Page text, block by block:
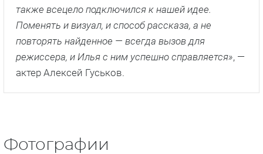
также всецело подключился к нашей идее.
Поменять и визуал, и способ рассказа, а не
повторять найденное — всегда вызов для
режиссера, и Илья с ним успешно справляется», —
актер Алексей Гуськов.
Фотографии